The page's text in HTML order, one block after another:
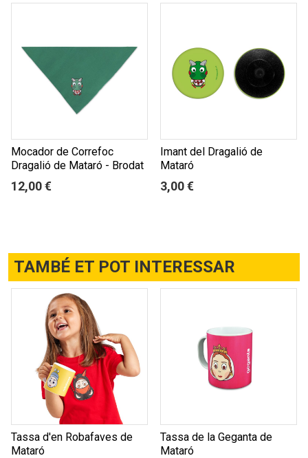
Mocador de Correfoc
Dragalió de Mataró - Brodat
12,00 €
Imant del Dragalió de
Mataró
3,00 €
TAMBÉ ET POT INTERESSAR
Tassa d'en Robafaves de
Mataró
Tassa de la Geganta de
Mataró